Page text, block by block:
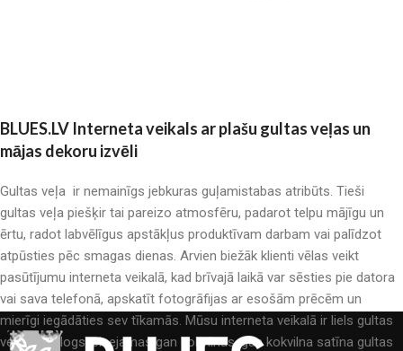
BLUES.LV Interneta veikals ar plašu gultas veļas un
mājas dekoru izvēli
Gultas veļa ir nemainīgs jebkuras guļamistabas atribūts. Tieši
gultas veļa piešķir tai pareizo atmosfēru, padarot telpu mājīgu un
ērtu, radot labvēlīgus apstākļus produktīvam darbam vai palīdzot
atpūsties pēc smagas dienas. Arvien biežāk klienti vēlas veikt
pasūtījumu interneta veikalā, kad brīvajā laikā var sēsties pie datora
vai sava telefonā, apskatīt fotogrāfijas ar esošām prēcēm un
mierīgi iegādāties sev tīkamās. Mūsu interneta veikalā ir liels gultas
veļas katalogs: pieejamas gan kokvilnas, gan kokvilna satīna gultas